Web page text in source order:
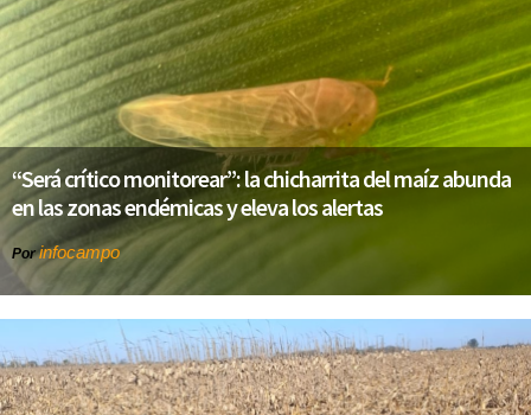
“Será crítico monitorear”: la chicharrita del maíz abunda
en las zonas endémicas y eleva los alertas
Porinfocampo